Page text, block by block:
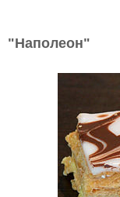
"Наполеон"